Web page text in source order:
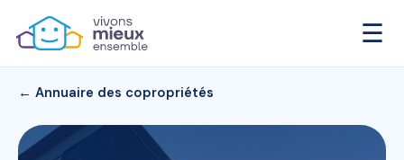
☰
← Annuaire des copropriétés